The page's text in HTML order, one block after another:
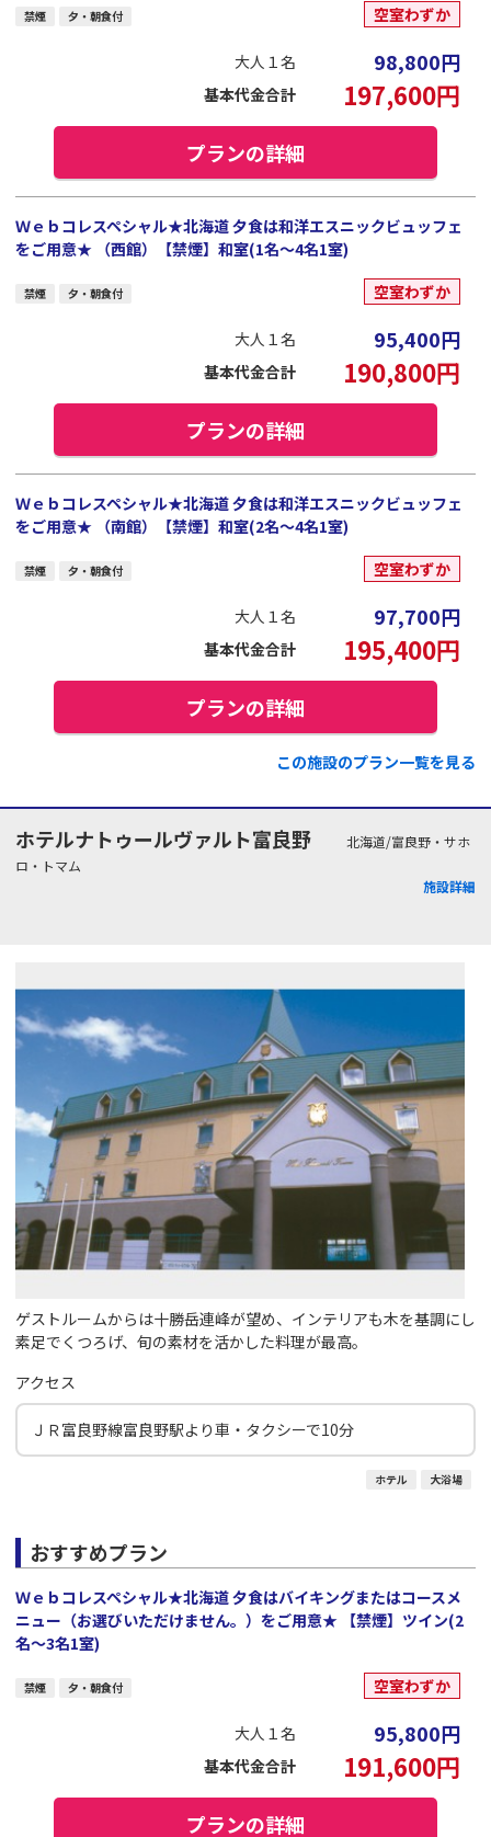
禁煙 夕・朝食付 空室わずか
大人１名 98,800円
基本代金合計 197,600円
プランの詳細
Ｗｅｂコレスペシャル★北海道 夕食は和洋エスニックビュッフェ
をご用意★ （西館）【禁煙】和室(1名～4名1室)
禁煙 夕・朝食付 空室わずか
大人１名 95,400円
基本代金合計 190,800円
プランの詳細
Ｗｅｂコレスペシャル★北海道 夕食は和洋エスニックビュッフェ
をご用意★ （南館）【禁煙】和室(2名～4名1室)
禁煙 夕・朝食付 空室わずか
大人１名 97,700円
基本代金合計 195,400円
プランの詳細
この施設のプラン一覧を見る
ホテルナトゥールヴァルト富良野
北海道/富良野・サホ
ロ・トマム
施設詳細
ゲストルームからは十勝岳連峰が望め、インテリアも木を基調にし
素足でくつろげ、旬の素材を活かした料理が最高。
アクセス
ＪＲ富良野線富良野駅より車・タクシーで10分
ホテル 大浴場
おすすめプラン
Ｗｅｂコレスペシャル★北海道 夕食はバイキングまたはコースメ
ニュー（お選びいただけません。）をご用意★ 【禁煙】ツイン(2
名～3名1室)
禁煙 夕・朝食付 空室わずか
大人１名 95,800円
基本代金合計 191,600円
プランの詳細